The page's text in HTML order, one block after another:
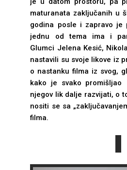
maturanata zaklјučanih u
godina posle i zapravo je
jednu od tema ima i
Glumci Jelena Kesić,
nastavili su svoje likove iz
o nastanku filma iz svog,
kako je svako
njegov lik dalјe razvijati, o
nositi se sa
filma.